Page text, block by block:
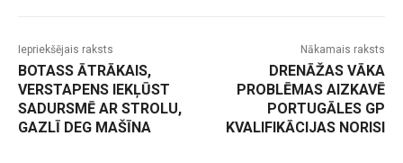
Iepriekšējais raksts
BOTASS ĀTRĀKAIS,
VERSTAPENS IEKĻŪST
SADURSMĒ AR STROLU,
GAZLĪ DEG MAŠĪNA
Nākamais raksts
DRENĀŽAS VĀKA
PROBLĒMAS AIZKAVĒ
PORTUGĀLES GP
KVALIFIKĀCIJAS NORISI